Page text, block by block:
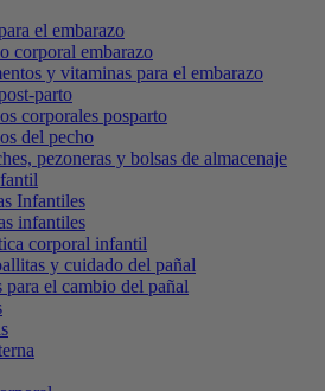
el embarazo
corporal embarazo
y vitaminas para el embarazo
parto
corporales posparto
del pecho
pezoneras y bolsas de almacenaje
Infantiles
infantiles
corporal infantil
y cuidado del pañal
para el cambio del pañal